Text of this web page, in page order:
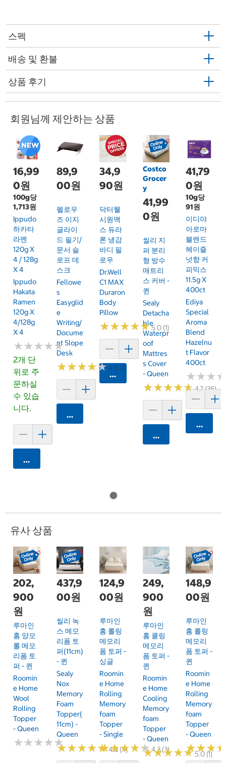
스펙
배송 및 환불
상품 후기
회원님께 제안하는 상품
16,99
0원
100g당
1,713원
Ippudo
하카타
라멘
120g X
4 / 128g
X 4
Ippudo
Hakata
Ramen
120g X
4/128g
X 4
★★★★★
★★★★★
2개 단
위로 주
문하실
수 있습
니다.
카트에 담기
89,9
00원
펠로우
즈 이지
글라이
드 필기/
문서 슬
로프 데
스크
Fellowe
S
Easyglid
E
Writing/
Docume
Nt Slope
Desk
★★★★★
★★★★★4.0 (1)
카트에 담기
34,9
90원
닥터웰
시원맥
스 듀라
론 냉감
바디 필
로우
Dr.Well
C1 MAX
Duraron
Body
Pillow
★★★★★
★★★★★5.0 (1)
카트에 담기
Costco
Grocer
y
41,99
0원
씰리 지
퍼 분리
형 방수
매트리
스 커버 -
퀸
Sealy
Detacha
Ble
Waterpr
Oof
Mattres
S Cover
- Queen
★★★★★
★★★★★4.7 (36)
카트에 담기
41,79
0원
10g당
91원
이디야
아로마
블렌드
헤이즐
넛향 커
피믹스
11.5g X
400ct
Ediya
Special
Aroma
Blend
Hazelnu
T Flavor
400ct
★★★
★★★
카트에
유사 상품
202,
900
원
루마인
홈 양모
롤 메모
리폼 토
퍼 - 퀸
Roomin
E Home
Wool
Rolling
Topper
- Queen
★★★★★
★★★★★
437,9
00원
씰리 녹
스 메모
리폼 토
퍼(11cm)
- 퀸
Sealy
Nox
Memory
Foam
Topper(
11cm) -
Queen
★★★★★
★★★★★4.8 (11)
124,9
00원
루마인
홈 롤링
메모리
폼 토퍼 -
싱글
Roomin
E Home
Rolling
Memory
Foam
Topper
- Single
★★★★★
★★★★★ 4.3 (3)
249,
900
원
루마인
홈 쿨링
메모리
폼 토퍼 -
퀸
Roomin
E Home
Cooling
Memory
Foam
Topper
- Queen
★★★★★
★★★★★5.0 (1)
148,9
00원
루마인
홈 롤링
메모리
폼 토퍼 -
퀸
Roomin
E Home
Rolling
Memory
Foam
Topper
- Queen
★★★
★★★